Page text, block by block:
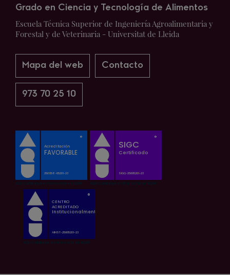
Grado en Ciencia y Tecnología de Alimentos
Escuela Técnica Superior de Ingeniería Agroalimentaria y
Forestal y de Veterinaria - Universitat de Lleida
Mapa del web Contacto
973 70 25 10